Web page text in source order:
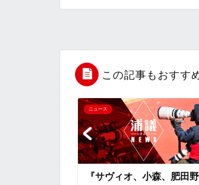
o
o
k
e
r
a
この記事もおすす
ニュース
『サヴィオ、小森、肥田野